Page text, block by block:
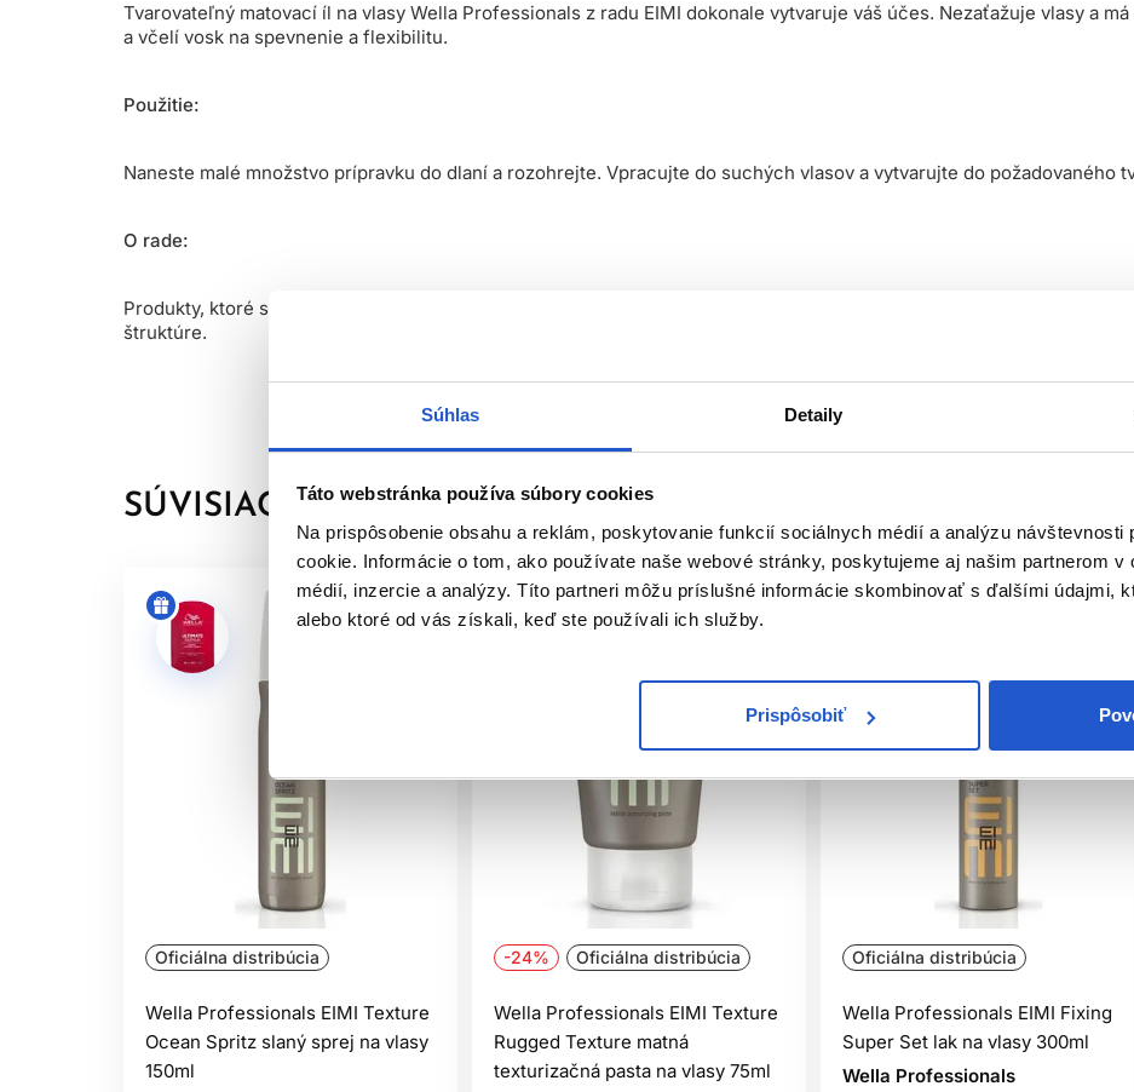
Súhlas Detaily
Táto webstránka používa súbory cookies
Na prispôsobenie obsahu a reklám, poskytovanie funkcií sociálnych médií a analýzu návštevnosti
cookie. Informácie o tom, ako používate naše webové stránky, poskytujeme aj našim partnerom v
médií, inzercie a analýzy. Títo partneri môžu príslušné informácie skombinovať s ďalšími údajmi,
alebo ktoré od vás získali, keď ste používali ich služby.
Prispôsobiť
Tvarovateľný matovací íl na vlasy Wella Professionals z radu EIMI dokonale vytvaruje váš účes. Nezaťažuje vlasy a
a včelí vosk na spevnenie a flexibilitu.
Použitie:
Naneste malé množstvo prípravku do dlaní a rozohrejte. Vpracujte do suchých vlasov a vytvarujte do požadovaného
O rade:
Produkty, ktoré svojou multifunkčnosťou doladia každý finálny styling. Rôzna forma fixácie aj konzistencie
štruktúre.
SÚVISIACE PRODUKTY
Oficiálna distribúcia
Wella Professionals EIMI Texture
Ocean Spritz slaný sprej na vlasy
150ml
-24% Oficiálna distribúcia
Wella Professionals EIMI Texture
Rugged Texture matná
texturizačná pasta na vlasy 75ml
Oficiálna distribúcia
Wella Professionals EIMI Fixing
Super Set lak na vlasy 300ml
Wella Professionals